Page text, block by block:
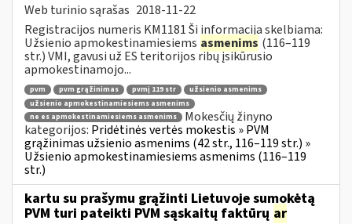
Web turinio sąrašas 2018-11-22
Registracijos numeris KM1181 Ši informacija skelbiama:
Užsienio apmokestinamiesiems asmenims (116–119
str.) VMI, gavusi už ES teritorijos ribų įsikūrusio
apmokestinamojo...
pvm pvm grąžinimas pvmį 119 str
užsienio asmenims
užsienio apmokestinamiesiems asmenims
ne es apmokestinamiesiems asmenims
Mokesčių žinyno
kategorijos: Pridėtinės vertės mokestis » PVM
grąžinimas užsienio asmenims (42 str., 116–119 str.) »
Užsienio apmokestinamiesiems asmenims (116–119
str.)
kartu su prašymu grąžinti Lietuvoje sumokėtą
PVM turi pateikti PVM sąskaitų faktūrų ar